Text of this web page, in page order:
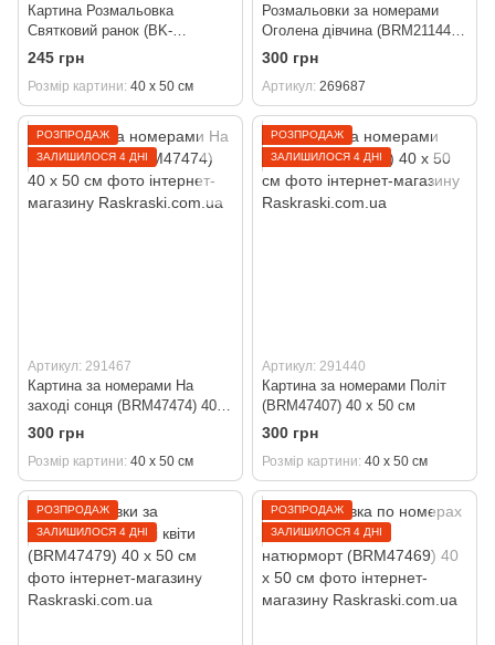
Картина Розмальовка
Святковий ранок (BK-
GX32890) 40 х 50 см
245 грн
Розмір картини 40 х 50 см
Розмальовки за номерами
Оголена дівчина (BRM21144)
40 х 50 см
300 грн
Артикул 269687
РОЗПРОДАЖ
ЗАЛИШИЛОСЯ 4 ДНІ
Артикул: 291467
Картина за номерами На
заході сонця (BRM47474) 40 х
50 см
300 грн
Розмір картини 40 х 50 см
РОЗПРОДАЖ
ЗАЛИШИЛОСЯ 4 ДНІ
Артикул: 291440
Картина за номерами Політ
(BRM47407) 40 х 50 см
300 грн
Розмір картини 40 х 50 см
РОЗПРОДАЖ
ЗАЛИШИЛОСЯ 4 ДНІ
РОЗПРОДАЖ
ЗАЛИШИЛОСЯ 4 ДНІ